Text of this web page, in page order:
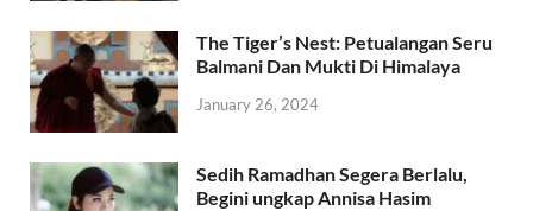
The Tiger’s Nest: Petualangan Seru
Balmani Dan Mukti Di Himalaya
January 26, 2024
Sedih Ramadhan Segera Berlalu,
Begini ungkap Annisa Hasim